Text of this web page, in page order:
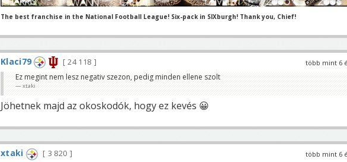
The best franchise in the National Football League! Six-pack in SIXburgh! Thank you, Chief!
több mint 6
Klaci79
24 118
Ez megint nem lesz negativ szezon, pedig minden ellene szolt
xtaki
Jöhetnek majd az okoskodók, hogy ez kevés 😀
több mint 6
xtaki 3 820